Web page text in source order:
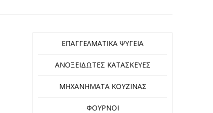
ΕΠΑΓΓΕΛΜΑΤΙΚΆ ΨΥΓΕΊΑ
ΑΝΟΞΕΊΔΩΤΕΣ ΚΑΤΑΣΚΕΥΈΣ
ΜΗΧΑΝΉΜΑΤΑ ΚΟΥΖΊΝΑΣ
ΦΟΎΡΝΟΙ